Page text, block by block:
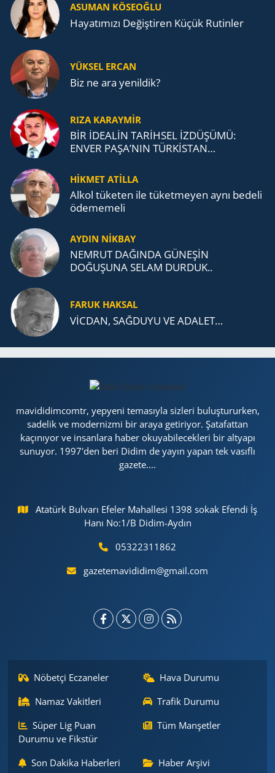
ASUMAN KÖSEOĞLU
Ha­ya­tı­mı­zı De­ğiş­ti­ren Küçük Ru­tin­ler
YÜKSEL ERCAN
Biz ne ara yenildik?
RIZA KARAYMIR
BİR İDEALİN TARİHSEL İZDÜŞÜMÜ:
ENVER PAŞA’NIN TÜRKİSTAN
TEŞKİLATI’NA UZANAN MİRASI
HİKMET ATİLLA
Alkol tü­ke­ten ile tü­ket­me­yen aynı be­de­li
öde­me­me­li
AYDIN NİKBAY
NEMRUT DAĞINDA GÜNEŞİN
DOĞUŞUNA SELAM DURDUK..
FARUK HAKSAL
VİCDAN, SAĞ­DU­YU VE ADA­LET…
mavididimcomtr, yepyeni temasıyla sizleri buluştururken,
sadelik ve modernizmi bir araya getiriyor. Şatafattan
kaçınıyor ve insanlara haber okuyabilecekleri bir altyapı
sunuyor. 1997'den beri Didim de yayın yapan tek vasıflı
gazete....
Atatürk Bulvarı Efeler Mahallesi 1398 sokak Efendi İş
Hanı No:1/B Didim-Aydın
05322311862
gazetemavididim@gmail.com
Nöbetçi Eczaneler
Hava Durumu
Namaz Vakitleri
Trafik Durumu
Süper Lig Puan
Durumu ve Fikstür
Tüm Manşetler
Son Dakika Haberleri Haber Arşivi